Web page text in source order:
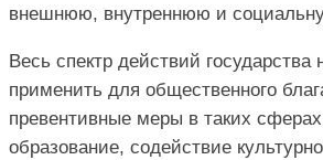
внешнюю, внутреннюю и
Весь спектр действий государства
применить для общественного
превентивные меры в таких
образование, содействие